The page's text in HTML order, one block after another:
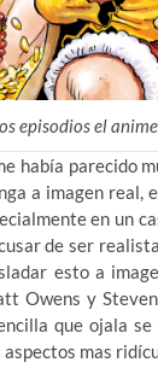
episodios el
había parecido
a imagen real,
en un
de ser
esto a
Owens y
que ojala
mas